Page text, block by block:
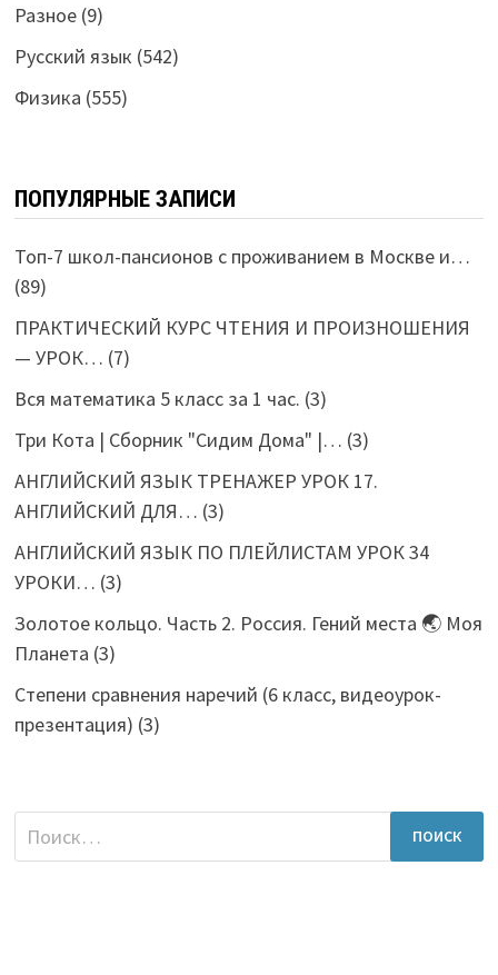
Разное(9)
Русский язык (542)
Физика (555)
ПОПУЛЯРНЫЕ ЗАПИСИ
Топ-7 школ-пансионов с проживанием в Москве и…
(89)
ПРАКТИЧЕСКИЙ КУРС ЧТЕНИЯ И ПРОИЗНОШЕНИЯ
— УРОК… (7)
Вся математика 5 класс за 1 час. (3)
Три Кота | Сборник "Сидим Дома" |… (3)
АНГЛИЙСКИЙ ЯЗЫК ТРЕНАЖЕР УРОК 17.
АНГЛИЙСКИЙ ДЛЯ… (3)
АНГЛИЙСКИЙ ЯЗЫК ПО ПЛЕЙЛИСТАМ УРОК 34
УРОКИ… (3)
Золотое кольцо. Часть 2. Россия. Гений места 🌏 Моя
Планета (3)
Степени сравнения наречий (6 класс, видеоурок-
презентация) (3)
Найти: